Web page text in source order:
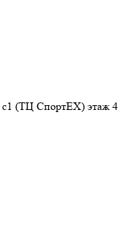
с1 (ТЦ СпортEX) этаж 4